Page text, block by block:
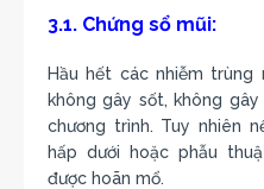
3.1. Chứng sổ mũi:
Hầu hết các nhiễm
không gây sốt, không
chương trình. Tuy nhiên
hấp dưới hoặc phẫu
được hoãn mổ.